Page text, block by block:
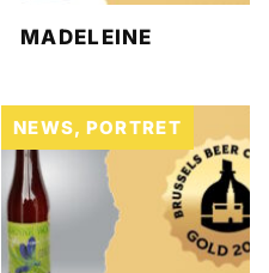
MADELEINE
NEWS, PORTRET